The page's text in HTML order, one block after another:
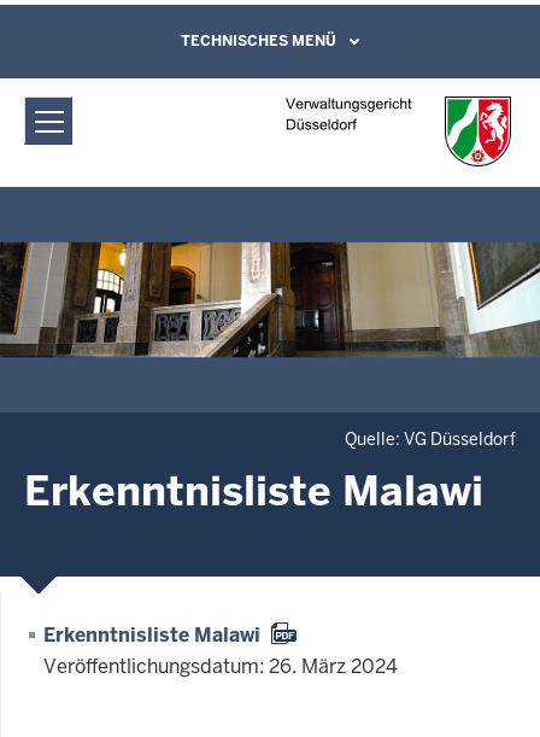
Verwaltungsgericht Düsseldorf:
Erkenntnisliste Malawi
Direkt zum Inhalt
Leichte Sprache, Gebärdensprachenvideo
und Kontaktformular
TECHNISCHES MENÜ
Quelle: VG Düsseldorf
Erkenntnisliste Malawi
Erkenntnisliste Malawi
Veröffentlichungsdatum: 26. März 2024